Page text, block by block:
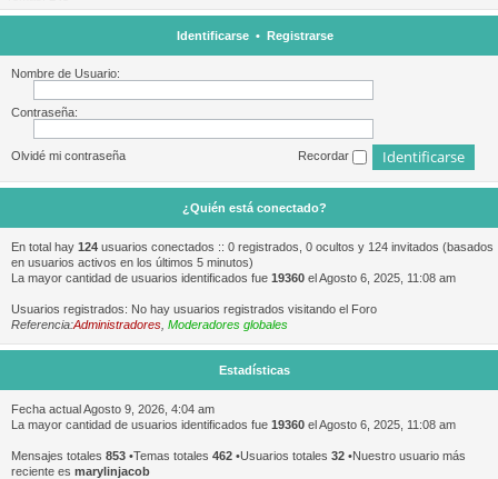
Identificarse• Registrarse
Nombre de Usuario:
Contraseña:
Olvidé mi contraseña Recordar
¿Quién está conectado?
En total hay 124 usuarios conectados :: 0 registrados, 0 ocultos y 124 invitados (basados
en usuarios activos en los últimos 5 minutos)
La mayor cantidad de usuarios identificados fue 19360 el Agosto 6, 2025, 11:08 am
Usuarios registrados: No hay usuarios registrados visitando el Foro
Referencia:Administradores Moderadores globales
Estadísticas
Fecha actual Agosto 9, 2026, 4:04 am
La mayor cantidad de usuarios identificados fue 19360 el Agosto 6, 2025, 11:08 am
Mensajes totales 853 •Temas totales 462 •Usuarios totales 32 •Nuestro usuario más
reciente es marylinjacob